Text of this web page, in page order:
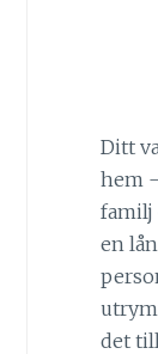
Ditt
hem
familj
en
det